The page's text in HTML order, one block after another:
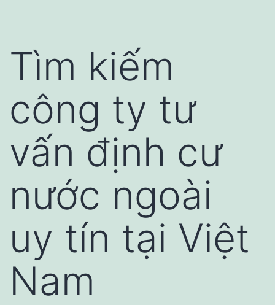
Tìm kiếm
công ty tư
vấn định cư
nước ngoài
uy tín tại Việt
Nam